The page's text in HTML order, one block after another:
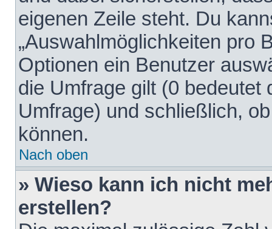
eigenen Zeile steht. Du
„Auswahlmöglichkeiten pro
Optionen ein Benutzer
die Umfrage gilt (0 bedeutet
Umfrage) und schließlich,
können.
Nach oben
» Wieso kann ich nicht
erstellen?